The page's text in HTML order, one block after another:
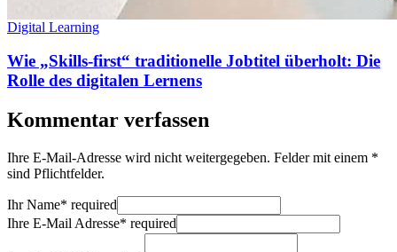
Digital Learning
Wie „Skills-first“ traditionelle Jobtitel überholt: Die
Rolle des digitalen Lernens
Kommentar verfassen
Ihre E-Mail-Adresse wird nicht weitergegeben. Felder mit einem *
sind Pflichtfelder.
Ihr Name* required
Ihre E-Mail Adresse* required